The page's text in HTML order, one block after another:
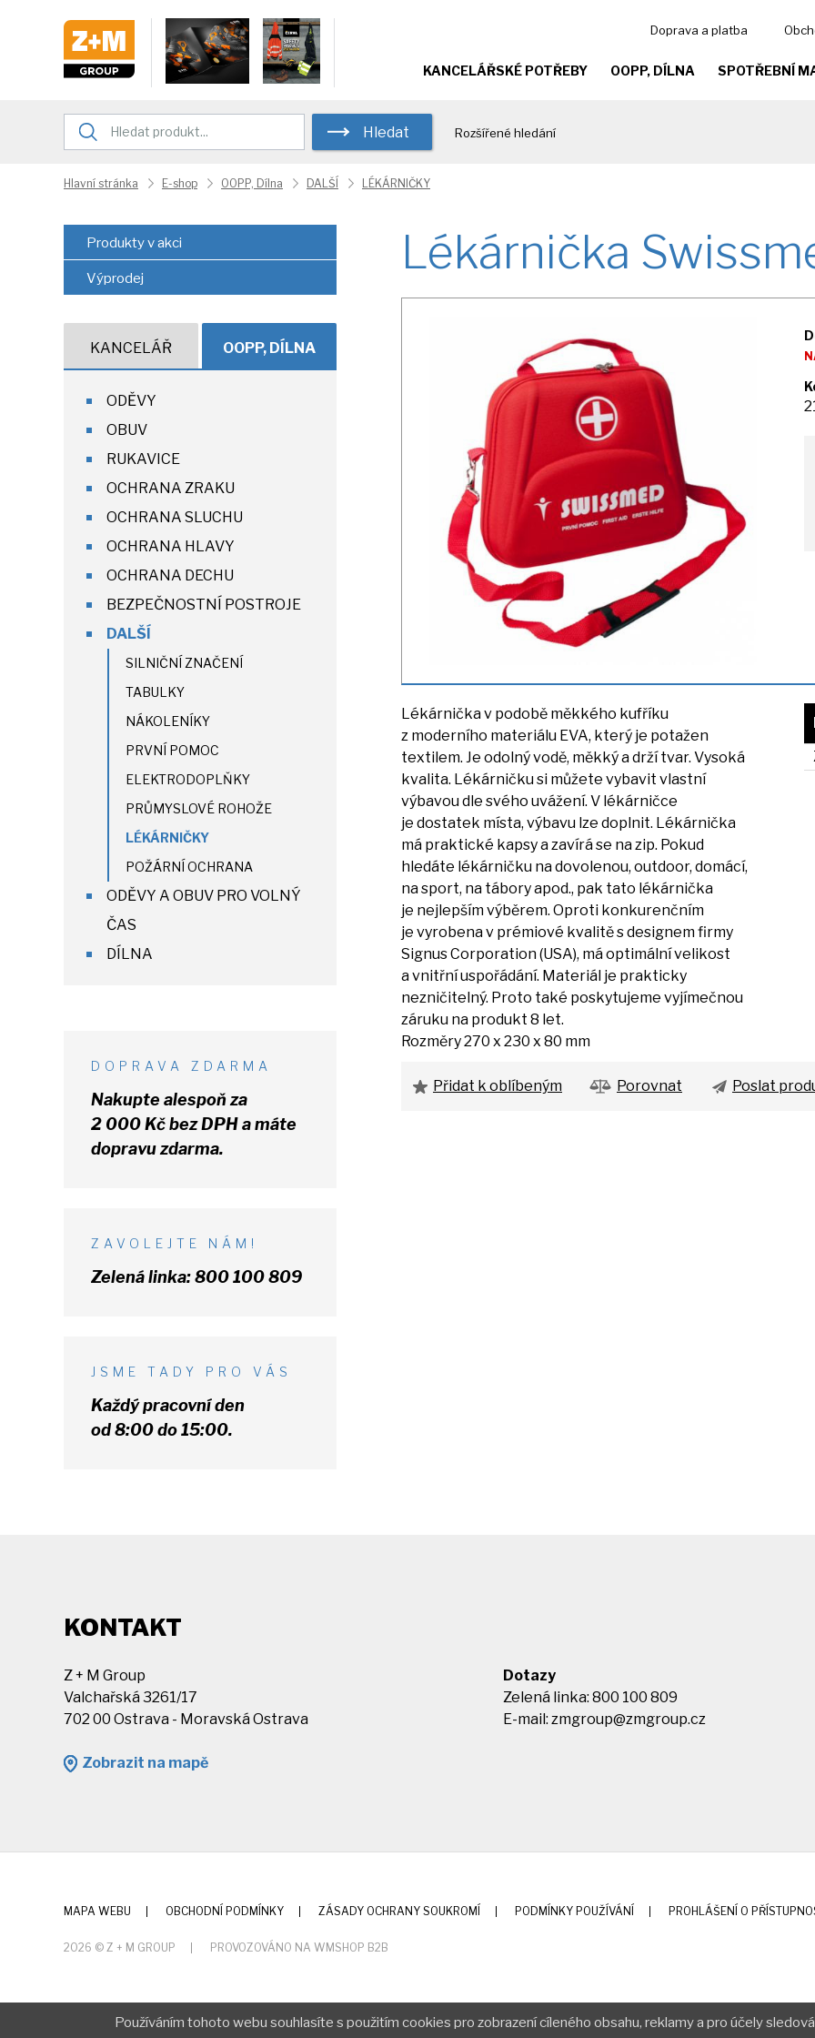
Doprava a platba
KANCELÁŘSKÉ POTŘEBY OOPP, DÍLNA SPOTŘEBNÍ
Hledat Rozšířené hledání
Hlavní stránka E-shop OOPP, Dílna DALŠÍ LÉKÁRNIČKY
Lékárnička
Lékárničkav podobě měkkého kufříku
z moderního materiálu EVA, který je potažen
textilem. Je odolný vodě, měkkýadrží tvar. Vysoká
kvalita. Lékárničkusi můžete vybavit vlastní
výbavou dle svého uvážení. V lékárničce
je dostatek místa, výbavu lze doplnit. Lékárnička
má praktické kapsyazavíráse na zip. Pokud
hledáte lékárničku nadovolenou, outdoor, domácí,
nasport, na tábory apod., pak tato lékárnička
je nejlepším výběrem. Oproti konkurenčním
je vyrobenav prémiové kvalitěsdesignem firmy
Signus Corporation (USA), máoptimální velikost
avnitřní uspořádání. Materiál je prakticky
nezničitelný. Proto také poskytujeme vyjímečnou
záruku na produkt 8 let.
Rozměry 270 x 230 x 80 mm
Přidat k oblíbeným Porovnat Poslat
Produkty v akci
Výprodej
KANCELÁŘ OOPP, DÍLNA
ODĚVY
OBUV
RUKAVICE
OCHRANA ZRAKU
OCHRANA SLUCHU
OCHRANA HLAVY
OCHRANA DECHU
BEZPEČNOSTNÍ POSTROJE
DALŠÍ
SILNIČNÍ ZNAČENÍ
TABULKY
NÁKOLENÍKY
PRVNÍ POMOC
ELEKTRODOPLŇKY
PRŮMYSLOVÉ ROHOŽE
LÉKÁRNIČKY
POŽÁRNÍ OCHRANA
ODĚVY A OBUV PRO VOLNÝ
ČAS
DÍLNA
DOPRAVA ZDARMA
Nakupte alespoň za
2 000 Kčbez DPHa máte
dopravu zdarma.
ZAVOLEJTE NÁM!
Zelená linka:800 100 809
JSME TADY PRO VÁS
Každý pracovní den
od 8:00 do 15:00.
KONTAKT
Z + M Group
Valchařská 3261/17
702 00 Ostrava - Moravská Ostrava
Zobrazit na mapě
Dotazy
Zelená linka: 800 100 809
E-mail:zmgroup@zmgroup.cz
MAPA WEBU OBCHODNÍ PODMÍNKY ZÁSADY OCHRANY SOUKROMÍ PODMÍNKY POUŽÍVÁNÍ PROHLÁŠENÍ O
2026 © Z + M GROUP PROVOZOVÁNO NA WMSHOP B2B
Používáním tohoto webu souhlasíte s použitím cookies pro zobrazení cíleného obsahu, reklamy a pro účely